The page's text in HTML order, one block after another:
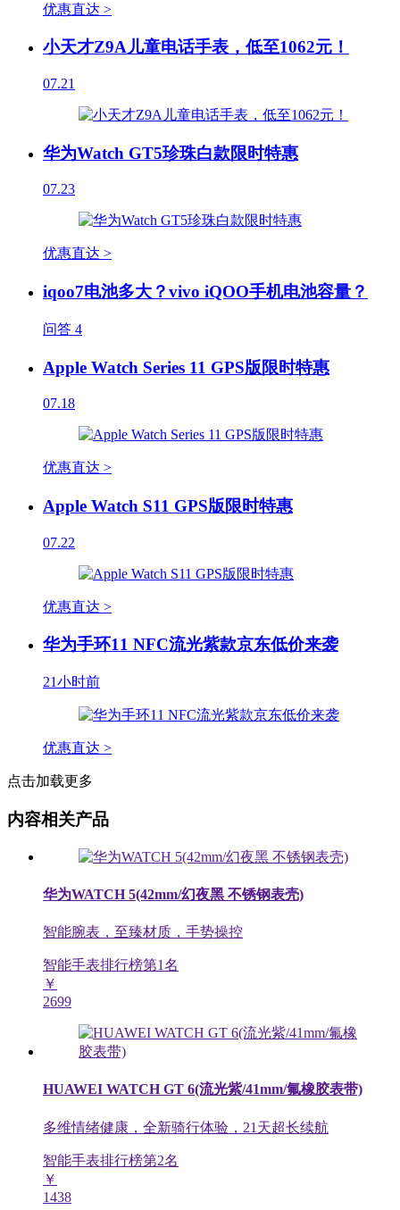
优惠直达 >
小天才Z9A儿童电话手表，低至1062元！
07.21
华为Watch GT5珍珠白款限时特惠
07.23
优惠直达 >
iqoo7电池多大？vivo iQOO手机电池容量？
问答 4
Apple Watch Series 11 GPS版限时特惠
07.18
优惠直达 >
Apple Watch S11 GPS版限时特惠
07.22
优惠直达 >
华为手环11 NFC流光紫款京东低价来袭
21小时前
优惠直达 >
点击加载更多
内容相关产品
华为WATCH 5(42mm/幻夜黑 不锈钢表壳)
智能腕表，至臻材质，手势操控
智能手表排行榜第1名
￥
2699
HUAWEI WATCH GT 6(流光紫/41mm/氟橡胶表带)
多维情绪健康，全新骑行体验，21天超长续航
智能手表排行榜第2名
￥
1438